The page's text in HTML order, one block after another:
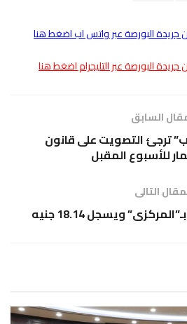
من جريدة البورصة عبر واتس اب اضغط هنا
جريدة البورصة عبر التليجرام اضغط هنا
السابق
ترجئ التصويت على قانون
للأسبوع المقبل
التالى
ويسجل 18.14 جنيه